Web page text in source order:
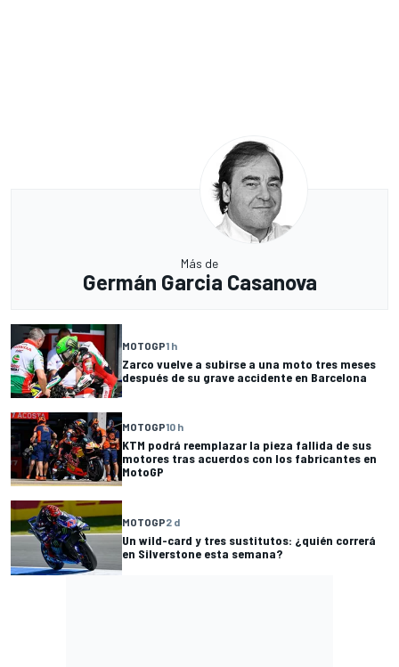
Más de
Germán Garcia Casanova
MOTOGP1 h
Zarco vuelve a subirse a una moto tres meses
después de su grave accidente en Barcelona
MOTOGP10 h
KTM podrá reemplazar la pieza fallida de sus
motores tras acuerdos con los fabricantes en
MotoGP
MOTOGP2 d
Un wild-card y tres sustitutos: ¿quién correrá
en Silverstone esta semana?